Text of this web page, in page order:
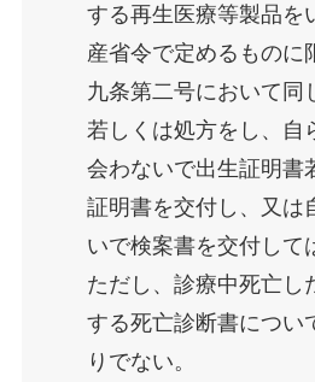
する再生医療等製品を
産省令で定めるものに
九条第二号において同
若しくは処方をし、自
会わないで出生証明書
証明書を交付し、又は
いで検案書を交付して
ただし、診療中死亡し
する死亡診断書につい
りでない。